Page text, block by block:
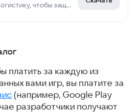
Строй логистику, чтобы защитить базу
платить за каждую из
вами игр, вы платите за
(например, Google Play
разработчики получают